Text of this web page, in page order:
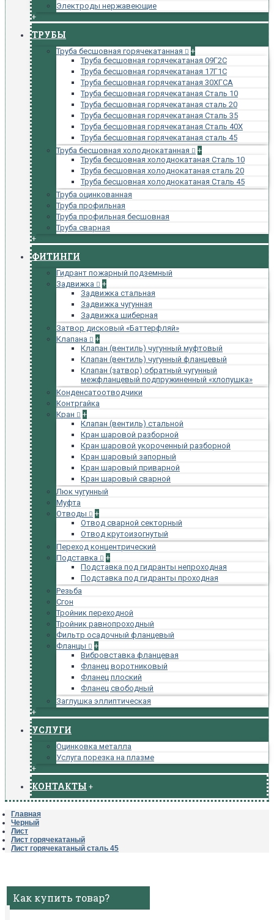
Электроды нержавеющие
+
ТРУБЫ
Труба бесшовная горячекатанная
+
Труба бесшовная горячекатаная 09Г2С
Труба бесшовная горячекатаная 17Г1С
Труба бесшовная горячекатаная 30ХГСА
Труба бесшовная горячекатаная Сталь 10
Труба бесшовная горячекатаная сталь 20
Труба бесшовная горячекатаная Сталь 35
Труба бесшовная горячекатаная Сталь 40Х
Труба бесшовная горячекатаная сталь 45
Труба бесшовная холоднокатанная
+
Труба бесшовная холоднокатаная Сталь 10
Труба бесшовная холоднокатаная сталь 20
Труба бесшовная холоднокатаная Сталь 45
Труба оцинкованная
Труба профильная
Труба профильная бесшовная
Труба сварная
+
ФИТИНГИ
Гидрант пожарный подземный
Задвижка
+
Задвижка стальная
Задвижка чугунная
Задвижка шиберная
Затвор дисковый «Баттерфляй»
Клапана
+
Клапан (вентиль) чугунный муфтовый
Клапан (вентиль) чугунный фланцевый
Клапан (затвор) обратный чугунный
межфланцевый подпружиненный «хлопушка»
Конденсатоотводчики
Контргайка
Кран
+
Клапан (вентиль) стальной
Кран шаровой разборной
Кран шаровой укороченный разборной
Кран шаровый запорный
Кран шаровый приварной
Кран шаровый сварной
Люк чугунный
Муфта
Отводы
+
Отвод сварной секторный
Отвод крутоизогнутый
Переход концентрический
Подставка
+
Подставка под гидранты непроходная
Подставка под гидранты проходная
Резьба
Сгон
Тройник переходной
Тройник равнопроходный
Фильтр осадочный фланцевый
Фланцы
+
Вибровставка фланцевая
Фланец воротниковый
Фланец плоский
Фланец свободный
Заглушка эллиптическая
+
УСЛУГИ
Оцинковка металла
Услуга порезка на плазме
+
КОНТАКТЫ +
Главная
Черный
Лист
Лист горячекатаный
Лист горячекатаный сталь 45
Как купить товар?